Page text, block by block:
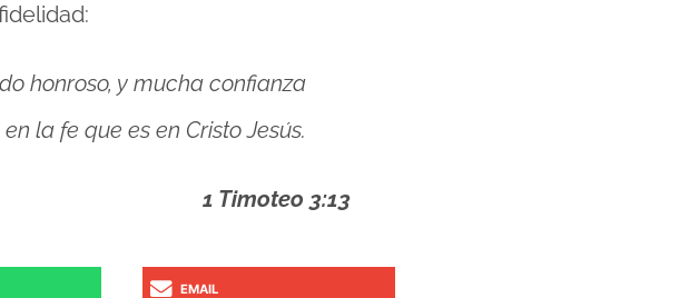
honroso, y mucha confianza
en la fe que es en Cristo Jesús.
1 Timoteo 3:13
EMAIL